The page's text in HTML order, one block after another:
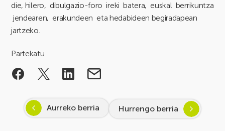
die, hilero, dibulgazio-foro ireki batera, euskal berrikuntza
jendearen, erakundeen eta hedabideen begiradapean
jartzeko.
Partekatu
Aurreko berria Hurrengo berria